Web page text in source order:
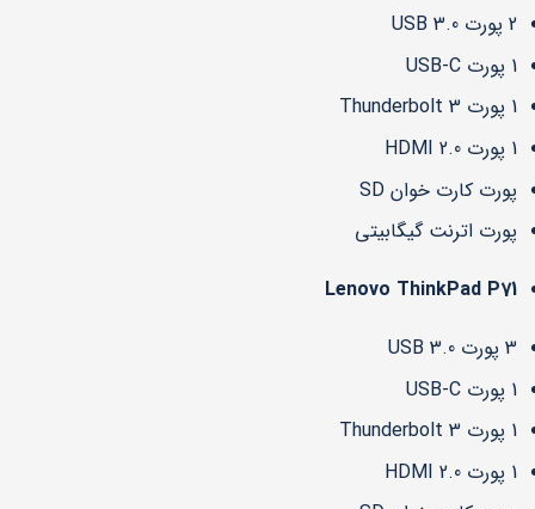
2 پورت USB 3.0
1 پورت USB-C
1 پورت Thunderbolt 3
1 پورت HDMI 2.0
پورت کارت خوان SD
پورت اترنت گیگابیتی
Lenovo ThinkPad P71
3 پورت USB 3.0
1 پورت USB-C
1 پورت Thunderbolt 3
1 پورت HDMI 2.0